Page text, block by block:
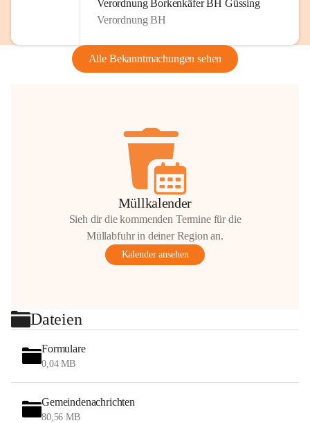
Verordnung Borkenkäfer BH Güssing
Verordnung BH
Alle Bekanntmachungen sehen
Müllkalender
Sieh dir die kommenden Termine für die
Müllabfuhr in deiner Region an.
Kalender ansehen
Dateien
Formulare
0,04 MB
Gemeindenachrichten
80,56 MB